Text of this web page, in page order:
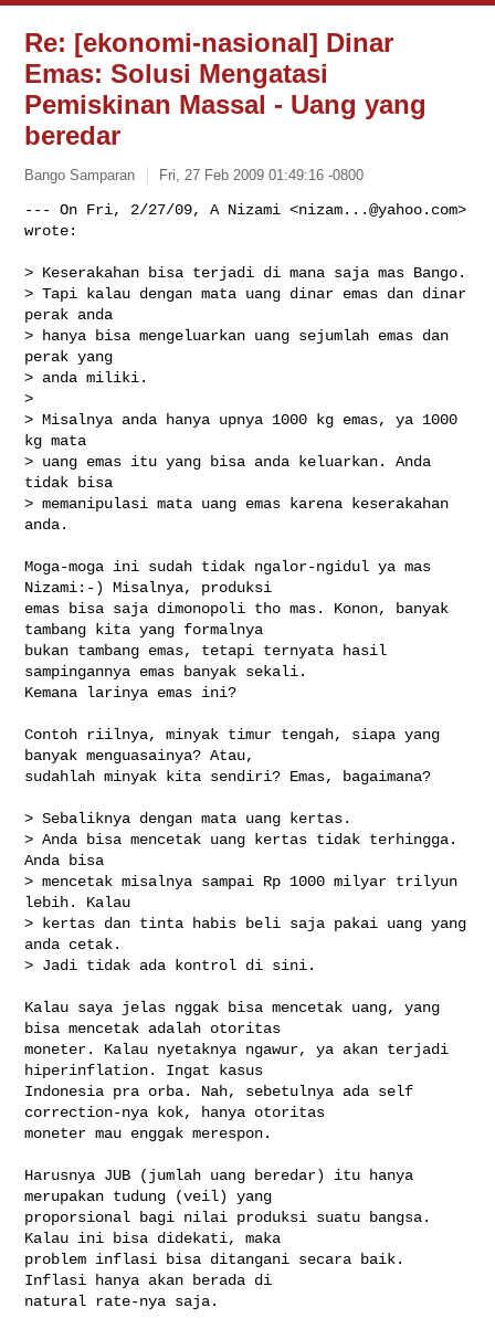
Re: [ekonomi-nasional] Dinar
Emas: Solusi Mengatasi
Pemiskinan Massal - Uang yang
beredar
Bango Samparan Fri, 27 Feb 2009 01:49:16 -0800
--- On Fri, 2/27/09, A Nizami <nizam...@yahoo.com>
wrote:
> Keserakahan bisa terjadi di mana saja mas Bango.
> Tapi kalau dengan mata uang dinar emas dan dinar
perak anda
> hanya bisa mengeluarkan uang sejumlah emas dan
perak yang
> anda miliki.
>
> Misalnya anda hanya upnya 1000 kg emas, ya 1000
kg mata
> uang emas itu yang bisa anda keluarkan. Anda
tidak bisa
> memanipulasi mata uang emas karena keserakahan
anda.
Moga-moga ini sudah tidak ngalor-ngidul ya mas
Nizami:-) Misalnya, produksi
emas bisa saja dimonopoli tho mas. Konon, banyak
tambang kita yang formalnya
bukan tambang emas, tetapi ternyata hasil
sampingannya emas banyak sekali.
Kemana larinya emas ini?
Contoh riilnya, minyak timur tengah, siapa yang
banyak menguasainya? Atau,
sudahlah minyak kita sendiri? Emas, bagaimana?
> Sebaliknya dengan mata uang kertas.
> Anda bisa mencetak uang kertas tidak terhingga.
Anda bisa
> mencetak misalnya sampai Rp 1000 milyar trilyun
lebih. Kalau
> kertas dan tinta habis beli saja pakai uang yang
anda cetak.
> Jadi tidak ada kontrol di sini.
Kalau saya jelas nggak bisa mencetak uang, yang
bisa mencetak adalah otoritas
moneter. Kalau nyetaknya ngawur, ya akan terjadi
hiperinflation. Ingat kasus
Indonesia pra orba. Nah, sebetulnya ada self
correction-nya kok, hanya otoritas
moneter mau enggak merespon.
Harusnya JUB (jumlah uang beredar) itu hanya
merupakan tudung (veil) yang
proporsional bagi nilai produksi suatu bangsa.
Kalau ini bisa didekati, maka
problem inflasi bisa ditangani secara baik.
Inflasi hanya akan berada di
natural rate-nya saja.